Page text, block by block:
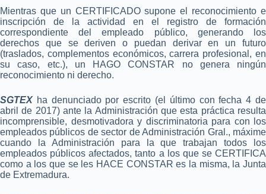
Mientras que un CERTIFICADO supone el reconocimiento e
inscripción de la actividad en el registro de formación
correspondiente del empleado público, generando los
derechos que se deriven o puedan derivar en un futuro
(traslados, complementos económicos, carrera profesional, en
su caso, etc.), un HAGO CONSTAR no genera ningún
reconocimiento ni derecho.
SGTEXha denunciado por escrito (el último con fecha 4 de
abril de 2017) ante la Administración que esta práctica resulta
incomprensible, desmotivadora y discriminatoria para con los
empleados públicos de sector de Administración Gral., máxime
cuando la Administración para la que trabajan todos los
empleados públicos afectados, tanto a los que se CERTIFICA
como a los que se les HACE CONSTAR es la misma, la Junta
de Extremadura.